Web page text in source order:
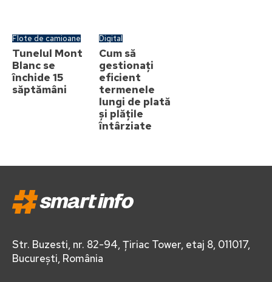
Flote de camioane
Tunelul Mont
Blanc se
închide 15
săptămâni
Digital
Cum să
gestionați
eficient
termenele
lungi de plată
și plățile
întârziate
Str. Buzesti, nr. 82-94, Țiriac Tower, etaj 8, 011017,
București, România